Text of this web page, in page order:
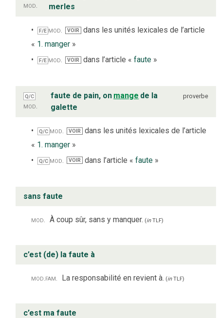
mod.
merles
F/E mod. VOIR
dans les unités lexicales de l’article
« 1. manger »
F/E mod. VOIR dans l’article «faute »
Q/C
mod.
faute de pain, on mange de la
galette
proverbe
Q/C mod. VOIR
dans les unités lexicales de l’article
« 1. manger »
Q/C mod. VOIR dans l’article «faute »
sans faute
mod. À coup sûr, sans y manquer. (inTLF)
c’est (de) la faute à
mod. fam. La responsabilité en revient à. (inTLF)
c’est ma faute